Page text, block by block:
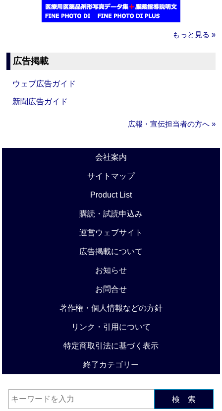
もっと見る »
広告掲載
ウェブ広告ガイド
新聞広告ガイド
広報・宣伝担当者の方へ »
会社案内
サイトマップ
Product List
購読・試読申込み
運営ウェブサイト
広告掲載について
お知らせ
お問合せ
著作権・個人情報などの方針
リンク・引用について
特定商取引法に基づく表示
終了カテゴリー
検 索